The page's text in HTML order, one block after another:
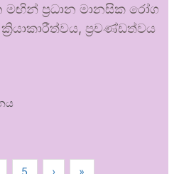
ප්‍රධාන මානසික රෝග
ප්‍රචණ්ඩත්වය